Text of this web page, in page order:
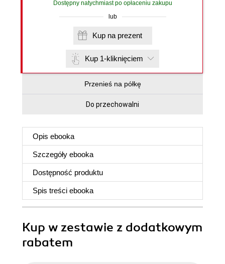
Dostępny natychmiast po opłaceniu zakupu
lub
Kup na prezent
Kup 1-kliknięciem
Przenieś na półkę
Do przechowalni
Opis ebooka
Szczegóły ebooka
Dostępność produktu
Spis treści ebooka
Kup w zestawie z dodatkowym
rabatem